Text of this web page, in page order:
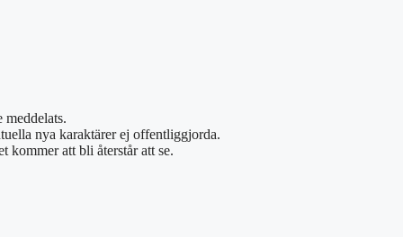
meddelats.
nya karaktärer ej offentliggjorda.
kommer att bli återstår att se.